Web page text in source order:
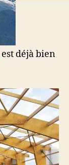
est déjà bien